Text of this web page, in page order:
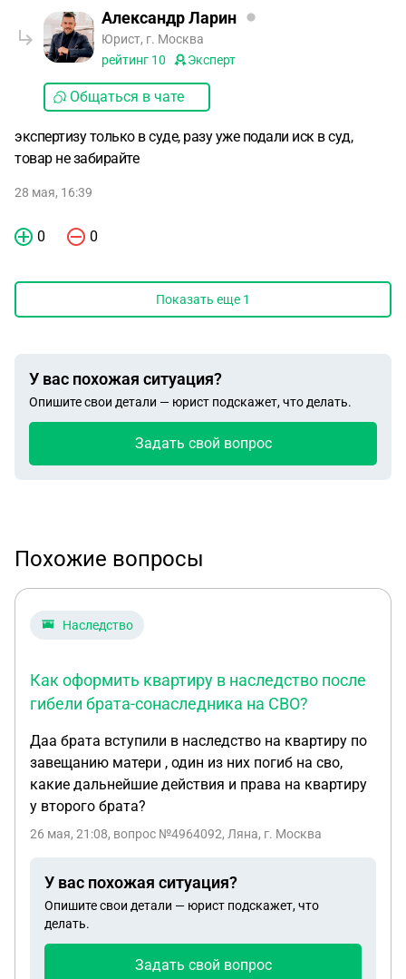
Александр Ларин
Юрист, г. Москва
рейтинг 10 Эксперт
Общаться в чате
экспертизу только в суде, разу уже подали иск в суд,
товар не забирайте
28 мая, 16:39
0 0
Показать еще 1
У вас похожая ситуация?
Опишите свои детали — юрист подскажет, что делать.
Задать свой вопрос
Похожие вопросы
Наследство
Как оформить квартиру в наследство после
гибели брата-сонаследника на СВО?
Даа брата вступили в наследство на квартиру по
завещанию матери , один из них погиб на сво,
какие дальнейшие действия и права на квартиру
у второго брата?
26 мая, 21:08, вопрос №4964092, Ляна, г. Москва
У вас похожая ситуация?
Опишите свои детали — юрист подскажет, что
делать.
Задать свой вопрос